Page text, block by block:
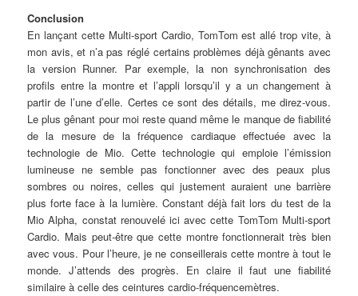
Conclusion
En lançant cette Multi-sport Cardio, TomTom est allé trop vite, à
mon avis, et n’a pas réglé certains problèmes déjà gênants avec
la version Runner. Par exemple, la non synchronisation des
profils entre la montre et l’appli lorsqu’il y a un changement à
partir de l’une d’elle. Certes ce sont des détails, me direz-vous.
Le plus gênant pour moi reste quand même le manque de fiabilité
de la mesure de la fréquence cardiaque effectuée avec la
technologie de Mio. Cette technologie qui emploie l’émission
lumineuse ne semble pas fonctionner avec des peaux plus
sombres ou noires, celles qui justement auraient une barrière
plus forte face à la lumière. Constant déjà fait lors du test de la
Mio Alpha, constat renouvelé ici avec cette TomTom Multi-sport
Cardio. Mais peut-être que cette montre fonctionnerait très bien
avec vous. Pour l’heure, je ne conseillerais cette montre à tout le
monde. J’attends des progrès. En claire il faut une fiabilité
similaire à celle des ceintures cardio-fréquencemètres.